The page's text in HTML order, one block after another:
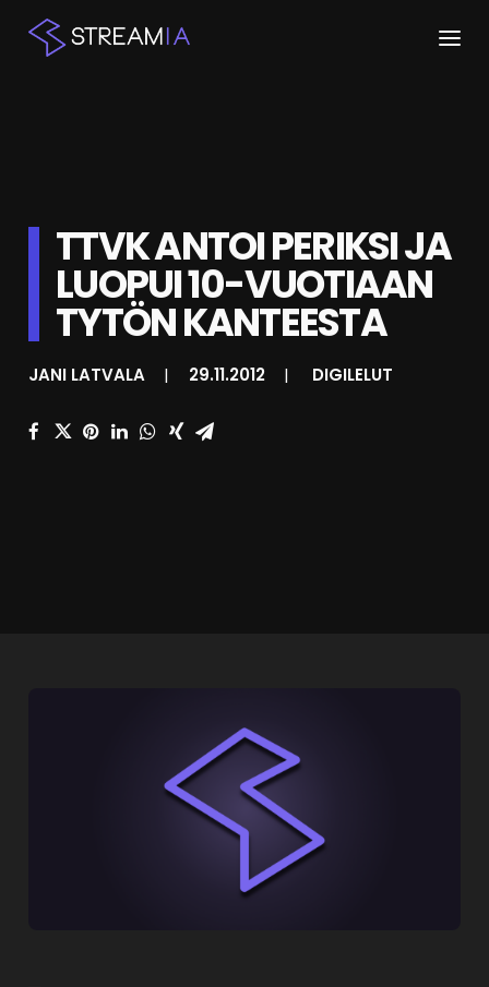
KESKUSTELU
SHOP
TTVK ANTOI PERIKSI JA
LUOPUI 10-VUOTIAAN
TYTÖN KANTEESTA
JANI LATVALA | 29.11.2012 | DIGILELUT